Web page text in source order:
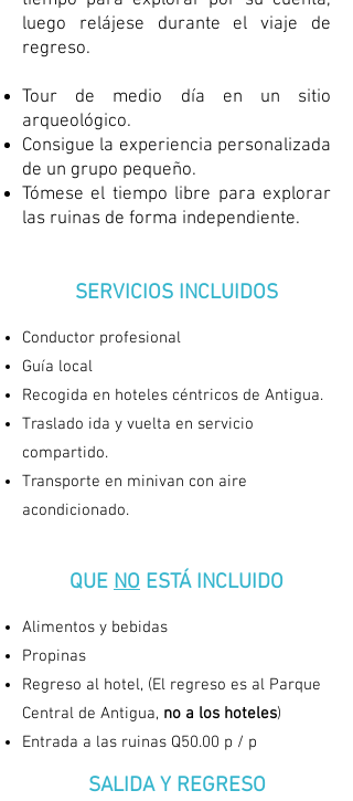
luego relájese durante el viaje de
regreso.
Tour de medio día en un sitio
arqueológico.
Consigue la experiencia personalizada
de un grupo pequeño.
Tómese el tiempo libre para explorar
las ruinas de forma independiente.
SERVICIOS INCLUIDOS
Conductor profesional
Guía local
Recogida en hoteles céntricos de Antigua.
Traslado ida y vuelta en servicio
compartido.
Transporte en minivan con aire
acondicionado.
QUE NO ESTÁ INCLUIDO
Alimentos y bebidas
Propinas
Regreso al hotel, (El regreso es al Parque
Central de Antigua, no a los hoteles)
Entrada a las ruinas Q50.00 p / p
SALIDA Y REGRESO